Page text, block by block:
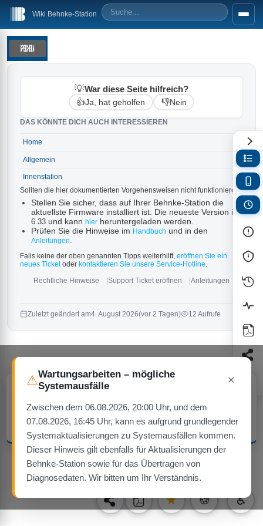
♿
🍪
Cookie-Hinweis
— keine Tracking- oder Werbe-Cookies.
Verstanden Mehr erfahren
★
Wiki Behnke-Station
💡War diese Seite hilfreich?
👍Ja, hat geholfen 👎Nein
DAS KÖNNTE DICH AUCH INTERESSIEREN
Home
Allgemein →
Innenstation
→
Sollten die hier dokumentierten Vorgehensweisen nicht funktionieren:
Stellen Sie sicher, dass auf Ihrer Behnke-Station die
aktuellste Firmware installiert ist. Die neueste Version ist
6.33 und kannhier heruntergeladen werden.
Prüfen Sie die Hinweise im Handbuch und in den
Anleitungen
Falls keine der oben genannten Tipps weiterhilft,eröffnen Sie ein
neues Ticketoder kontaktieren Sie unsere Service-Hotline.
Rechtliche Hinweise Support Ticket eröffnen Anleitungen
Zuletzt geändert am4. August 2026(vor 2 Tagen) 12 Aufrufe
⚠Wartungsarbeiten – mögliche
Systemausfälle
✕
Zwischen dem 06.08.2026, 20:00 Uhr, und dem
07.08.2026, 16:45 Uhr, kann es aufgrund grundlegender
Systemaktualisierungen zu Systemausfällen kommen.
Dieser Hinweis gilt ebenfalls für Aktualisierungen der
Behnke-Station sowie für das Übertragen von
Diagnosedaten. Wir bitten um Ihr Verständnis.